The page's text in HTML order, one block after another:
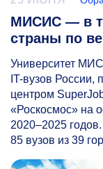
МИСИС — в
страны по
Университет
IT-вузов России,
центром
«Роскосмос» на
2020–2025 годов.
85 вузов из 39